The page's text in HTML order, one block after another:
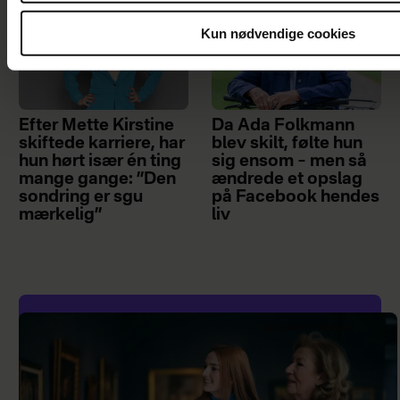
Kun nødvendige cookies
Efter Mette Kirstine
skiftede karriere, har
hun hørt især én ting
mange gange: ”Den
sondring er sgu
mærkelig”
Da Ada Folkmann
blev skilt, følte hun
sig ensom – men så
ændrede et opslag
på Facebook hendes
liv